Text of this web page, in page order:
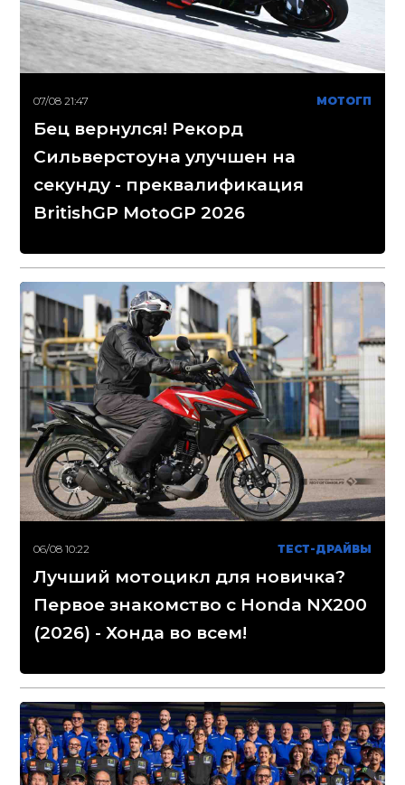
07/08 21:47 МОТОГП
Бец вернулся! Рекорд
Сильверстоуна улучшен на
секунду - преквалификация
BritishGP MotoGP 2026
06/08 10:22 ТЕСТ-ДРАЙВЫ
Лучший мотоцикл для новичка?
Первое знакомство с Honda NX200
(2026) - Хонда во всем!